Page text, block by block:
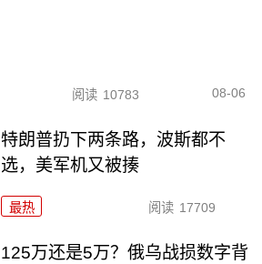
阅读 10783 08-06
特朗普扔下两条路，波斯都不
选，美军机又被揍
最热 阅读 17709
125万还是5万？俄乌战损数字背